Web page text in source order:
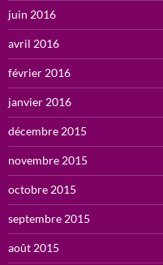
juin 2016
avril 2016
février 2016
janvier 2016
décembre 2015
novembre 2015
octobre 2015
septembre 2015
août 2015